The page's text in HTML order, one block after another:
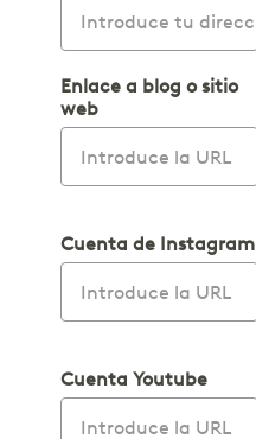
Enlace a blog o sitio
web
Cuenta de Instagram
Cuenta Youtube